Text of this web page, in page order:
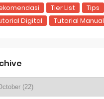
Tier List
Tips
Digital
Tutorial Manual